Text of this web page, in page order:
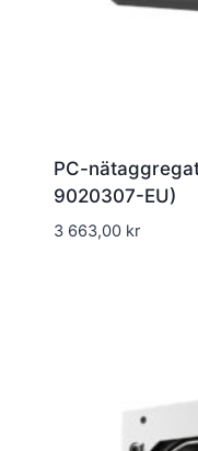
PC-
9020307-EU)
3 663,00 kr